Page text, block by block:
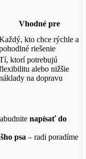
Vhodné pre
kto chce rýchle a
riešenie
ktorí potrebujú
alebo nižšie
na dopravu
napísať do
psa – radi poradíme